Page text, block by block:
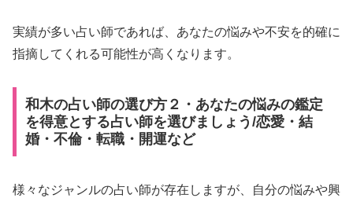
実績が多い占い師であれば、あなたの悩みや不安を的確に
指摘してくれる可能性が高くなります。
和木の占い師の選び方２・あなたの悩みの鑑定
を得意とする占い師を選びましょう/恋愛・結
婚・不倫・転職・開運など
様々なジャンルの占い師が存在しますが、自分の悩みや興